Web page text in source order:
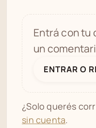
Entrá con tu
un
ENTRAR O
¿Solo querés
sin cuenta.